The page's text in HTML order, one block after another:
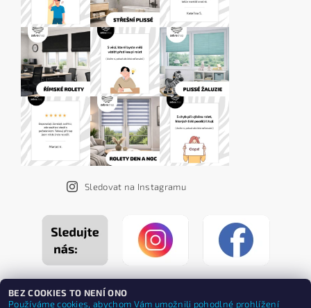
Sledovat na Instagramu
BEZ COOKIES TO NENÍ ONO
Používáme cookies, abychom Vám umožnili pohodlné prohlížení